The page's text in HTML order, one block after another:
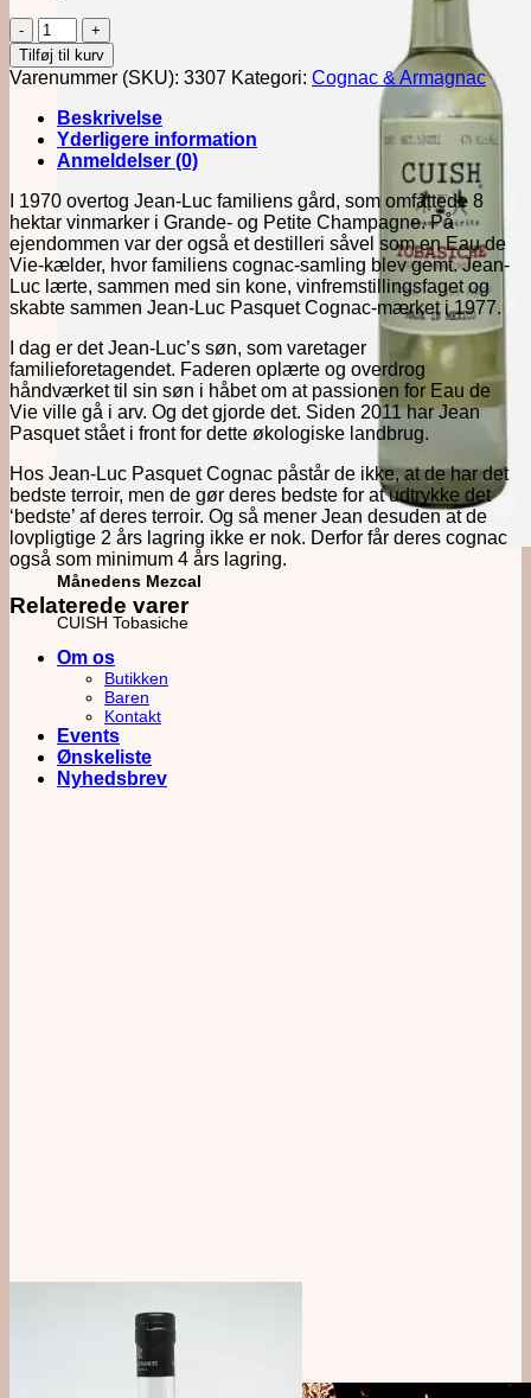
Månedens Mezcal
CUISH Tobasiche
Om os
Butikken
Baren
Kontakt
Events
Ønskeliste
Nyhedsbrev
Cognac
Jean
Luc
4y
70cl
antal
Tilføj til kurv
Varenummer (SKU): 3307 Kategori: Cognac & Armagnac
Beskrivelse
Yderligere information
Anmeldelser (0)
I 1970 overtog Jean-Luc familiens gård, som omfattede 8
hektar vinmarker i Grande- og Petite Champagne. På
ejendommen var der også et destilleri såvel som en Eau de
Vie-kælder, hvor familiens cognac-samling blev gemt. Jean-
Luc lærte, sammen med sin kone, vinfremstillingsfaget og
skabte sammen Jean-Luc Pasquet Cognac-mærket i 1977.
I dag er det Jean-Luc’s søn, som varetager
familieforetagendet. Faderen oplærte og overdrog
håndværket til sin søn i håbet om at passionen for Eau de
Vie ville gå i arv. Og det gjorde det. Siden 2011 har Jean
Pasquet stået i front for dette økologiske landbrug.
Hos Jean-Luc Pasquet Cognac påstår de ikke, at de har det
bedste terroir, men de gør deres bedste for at udtrykke det
‘bedste’ af deres terroir. Og så mener Jean desuden at de
lovpligtige 2 års lagring ikke er nok. Derfor får deres cognac
også som minimum 4 års lagring.
Relaterede varer